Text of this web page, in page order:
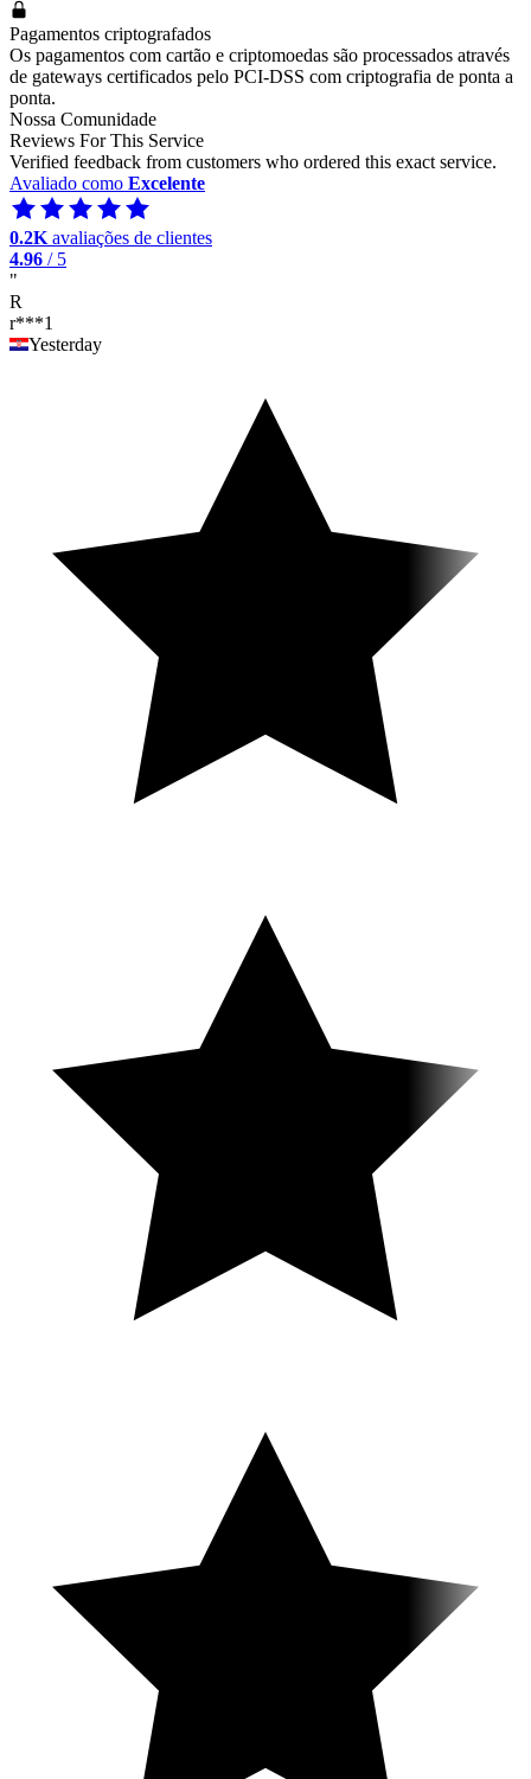
Pagamentos criptografados
Os pagamentos com cartão e criptomoedas são processados através
de gateways certificados pelo PCI-DSS com criptografia de ponta a
ponta.
Nossa Comunidade
Reviews For This Service
Verified feedback from customers who ordered this exact service.
Avaliado como Excelente
0.2K avaliações de clientes
4.96 / 5
"
R
r***1
Yesterday